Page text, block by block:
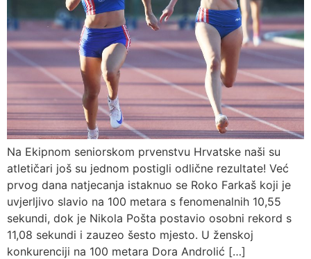
Na Ekipnom seniorskom prvenstvu Hrvatske naši su
atletičari još su jednom postigli odlične rezultate! Već
prvog dana natjecanja istaknuo se Roko Farkaš koji je
uvjerljivo slavio na 100 metara s fenomenalnih 10,55
sekundi, dok je Nikola Pošta postavio osobni rekord s
11,08 sekundi i zauzeo šesto mjesto. U ženskoj
konkurenciji na 100 metara Dora Androlić […]